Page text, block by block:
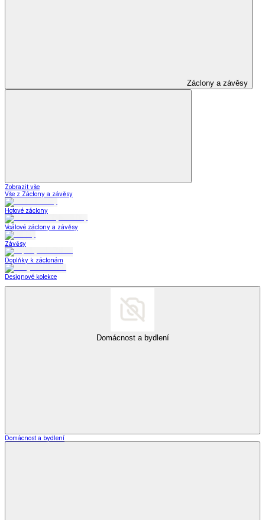
Záclony a závěsy
Zobrazit vše
Vše z Záclony a závěsy
Hotové záclony
Voálové záclony a závěsy
Závěsy
Doplňky k záclonám
Designové kolekce
Domácnost a bydlení
Domácnost a bydlení